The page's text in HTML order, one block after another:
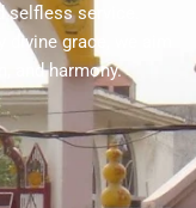
service.
grace, we aim
and harmony.